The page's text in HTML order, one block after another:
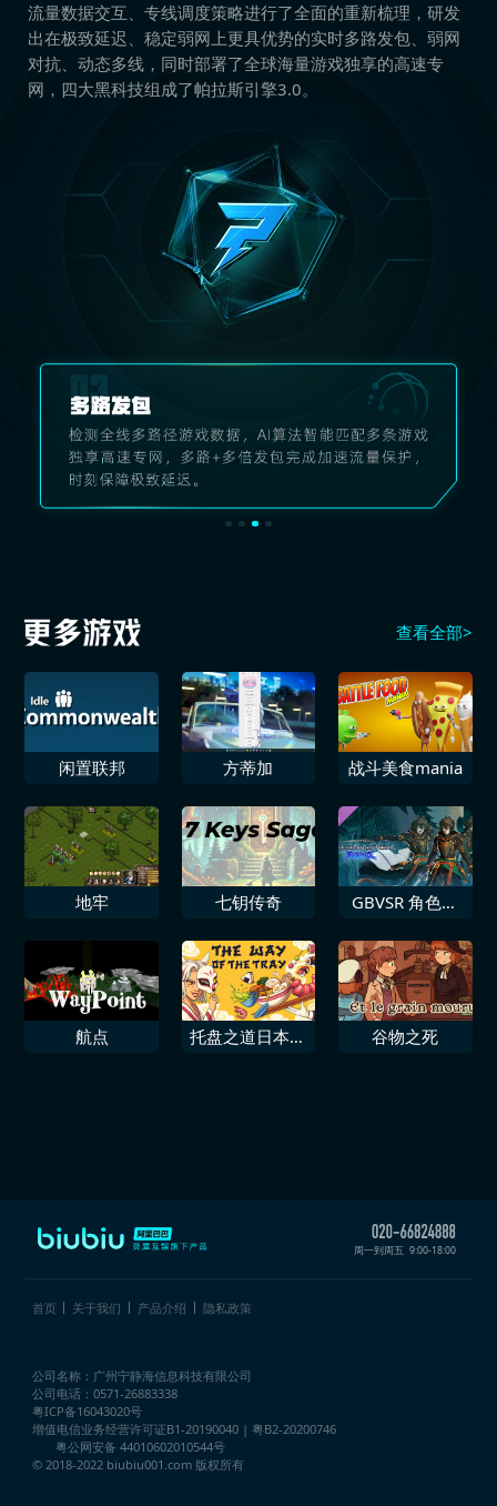
流量数据交互、专线调度策略进行了全面的重新梳理，研发
出在极致延迟、稳定弱网上更具优势的实时多路发包、弱网
对抗、动态多线，同时部署了全球海量游戏独享的高速专
网，四大黑科技组成了帕拉斯引擎3.0。
查看全部>
闲置联邦 方蒂加 战斗美食mania
地牢 七钥传奇
GBVSR 角色颜
航点
托盘之道日本料
谷物之死
周一到周五 9:00-18:00
首页 关于我们 产品介绍 隐私政策
公司名称：广州宁静海信息科技有限公司
公司电话：0571-26883338
粤ICP备16043020号
增值电信业务经营许可证B1-20190040 | 粤B2-20200746
粤公网安备 44010602010544号
© 2018-2022 biubiu001.com 版权所有